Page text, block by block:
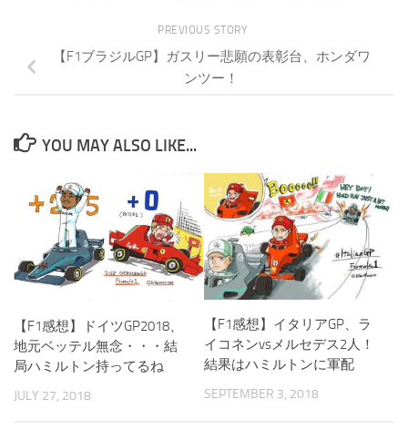
PREVIOUS STORY
【F1ブラジルGP】ガスリー悲願の表彰台、ホンダワ
ンツー！
YOU MAY ALSO LIKE...
【F1感想】ドイツGP2018、
地元ベッテル無念・・・結
局ハミルトン持ってるね
JULY 27, 2018
【F1感想】イタリアGP、ラ
イコネンvsメルセデス2人！
結果はハミルトンに軍配
SEPTEMBER 3, 2018